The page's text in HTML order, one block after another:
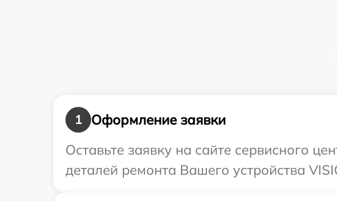
1
Оформление заявки
Оставьте заявку на сайте сервисного
деталей ремонта Вашего устройства